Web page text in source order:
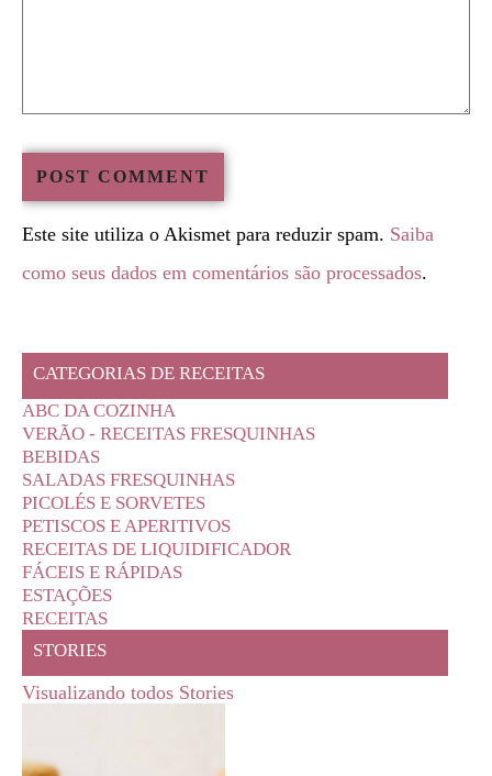
Este site utiliza o Akismet para reduzir spam. Saiba
como seus dados em comentários são processados.
CATEGORIAS DE RECEITAS
ABC DA COZINHA
VERÃO - RECEITAS FRESQUINHAS
BEBIDAS
SALADAS FRESQUINHAS
PICOLÉS E SORVETES
PETISCOS E APERITIVOS
RECEITAS DE LIQUIDIFICADOR
FÁCEIS E RÁPIDAS
ESTAÇÕES
RECEITAS
STORIES
Visualizando todos Stories